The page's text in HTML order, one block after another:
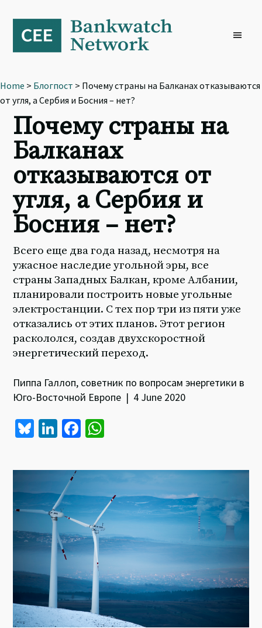
primary
navigation
content
footer
Home > Блогпост > Почему страны на Балканах отказываются
от угля, а Сербия и Босния – нет?
Почему страны на
Балканах
отказываются от
угля, а Сербия и
Босния – нет?
Всего еще два года назад, несмотря на
ужасное наследие угольной эры, все
страны Западных Балкан, кроме Албании,
планировали построить новые угольные
электростанции. С тех пор три из пяти уже
отказались от этих планов. Этот регион
раскололся, создав двухскоростной
энергетический переход.
Пиппа Галлоп, советник по вопросам энергетики в
Юго-Восточной Европе | 4 June 2020
Bl
es
Li
ke
dI
n
Fa
b
o
k
at
sA
p
p